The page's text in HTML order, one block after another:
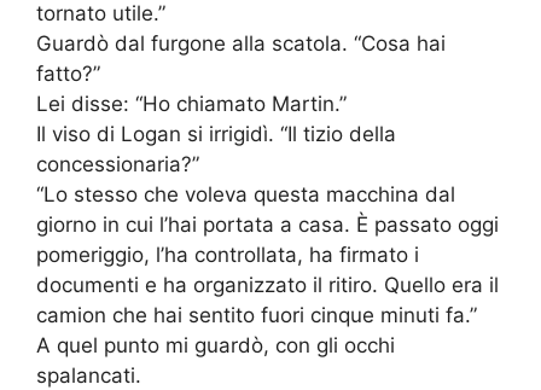
tornato utile.”
Guardò dal furgone alla scatola. “Cosa hai
fatto?”
Lei disse: “Ho chiamato Martin.”
Il viso di Logan si irrigidì. “Il tizio della
concessionaria?”
“Lo stesso che voleva questa macchina dal
giorno in cui l’hai portata a casa. È passato oggi
pomeriggio, l’ha controllata, ha firmato i
documenti e ha organizzato il ritiro. Quello era il
camion che hai sentito fuori cinque minuti fa.”
A quel punto mi guardò, con gli occhi
spalancati.